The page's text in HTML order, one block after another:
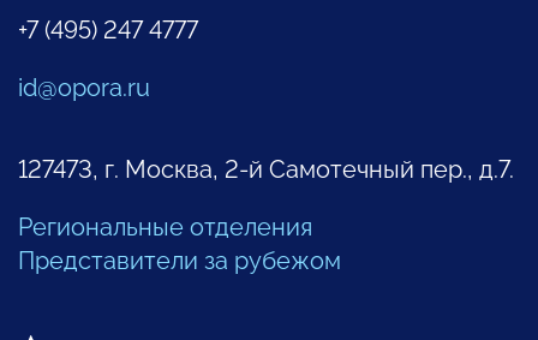
+7 (495) 247 4777
id@opora.ru
127473, г. Москва, 2-й Самотечный пер., д.7.
Региональные отделения
Представители за рубежом